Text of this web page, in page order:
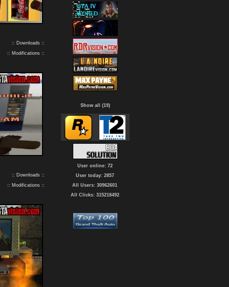
:: Downloads ::
:: Modifications ::
:: Downloads ::
:: Modifications ::
Show all (19)
User online: 72
User today: 2857
All Users: 30962601
All Clicks: 315218492